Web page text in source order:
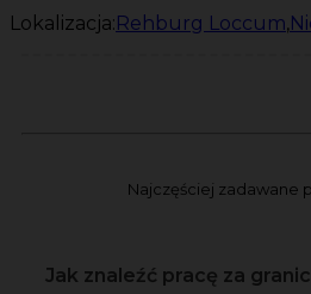
Lokalizacja:Rehburg Loccum,
Najczęściej zadawane
Jak znaleźć pracę za